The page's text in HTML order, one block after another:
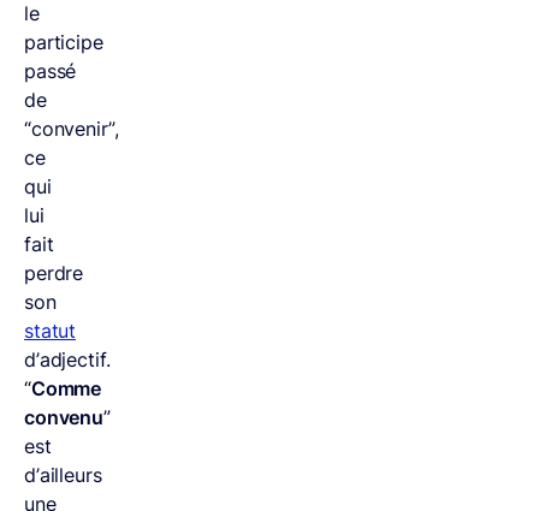
le
participe
passé
de
“convenir”,
ce
qui
lui
fait
perdre
son
statut
d’adjectif.
“Comme
convenu”
est
d’ailleurs
une